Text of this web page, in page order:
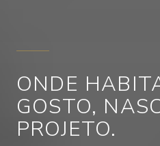
ONDE
GOSTO,
PROJETO.